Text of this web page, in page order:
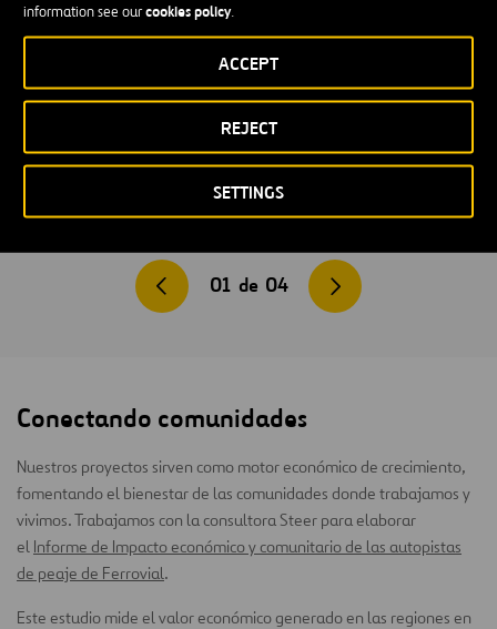
information see ourcookies policy.
SETTINGS
REJECT
ACCEPT
01 de 04
Conectando comunidades
Nuestros proyectos sirven como motor económico de crecimiento,
fomentando el bienestar de las comunidades donde trabajamos y
vivimos. Trabajamos con la consultora Steer para elaborar
el Informe de Impacto económico y comunitario de las autopistas
de peaje de Ferrovial.
Este estudio mide el valor económico generado en las regiones en